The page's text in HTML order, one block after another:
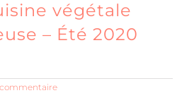
végétale
– Été 2020